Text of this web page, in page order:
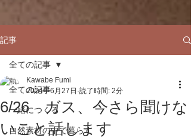
記事
全ての記事
一緒につくる
自然素材の中で暮らす
全ての記事
6/26 ガス、今さら聞けな
いこと話します
Kawabe Fumi
2024年6月27日 読了時間: 2分